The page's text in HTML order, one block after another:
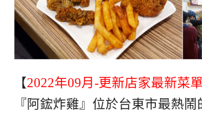
【2022年09月-更新店家最新菜單
『阿鋐炸雞』位於台東市最熱